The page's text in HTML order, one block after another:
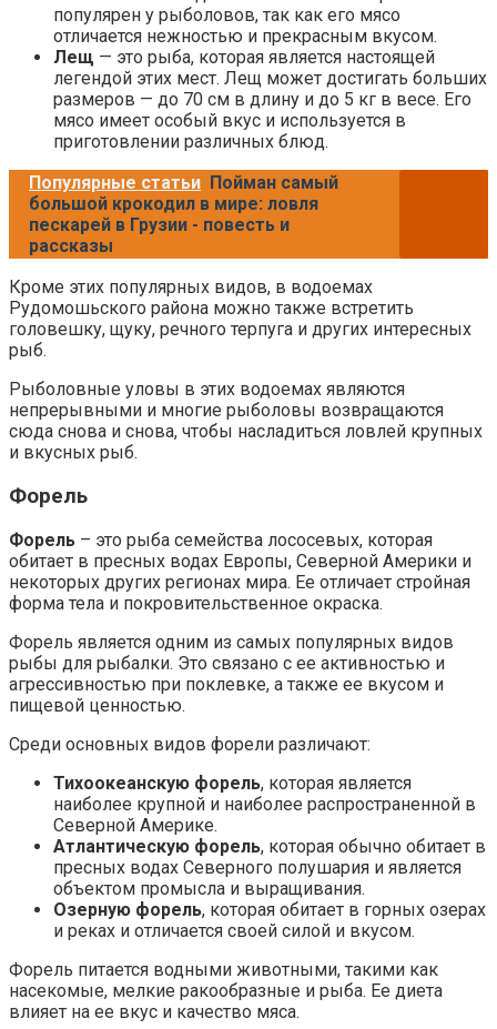
популярен у рыболовов, так как его мясо
отличается нежностью и прекрасным вкусом.
Лещ — это рыба, которая является настоящей
легендой этих мест. Лещ может достигать больших
размеров — до 70 см в длину и до 5 кг в весе. Его
мясо имеет особый вкус и используется в
приготовлении различных блюд.
Популярные статьи Пойман самый
большой крокодил в мире: ловля
пескарей в Грузии - повесть и
рассказы
Кроме этих популярных видов, в водоемах
Рудомошьского района можно также встретить
головешку, щуку, речного терпуга и других интересных
рыб.
Рыболовные уловы в этих водоемах являются
непрерывными и многие рыболовы возвращаются
сюда снова и снова, чтобы насладиться ловлей крупных
и вкусных рыб.
Форель
Форель – это рыба семейства лососевых, которая
обитает в пресных водах Европы, Северной Америки и
некоторых других регионах мира. Ее отличает стройная
форма тела и покровительственное окраска.
Форель является одним из самых популярных видов
рыбы для рыбалки. Это связано с ее активностью и
агрессивностью при поклевке, а также ее вкусом и
пищевой ценностью.
Среди основных видов форели различают:
Тихоокеанскую форель, которая является
наиболее крупной и наиболее распространенной в
Северной Америке.
Атлантическую форель, которая обычно обитает в
пресных водах Северного полушария и является
объектом промысла и выращивания.
Озерную форель, которая обитает в горных озерах
и реках и отличается своей силой и вкусом.
Форель питается водными животными, такими как
насекомые, мелкие ракообразные и рыба. Ее диета
влияет на ее вкус и качество мяса.